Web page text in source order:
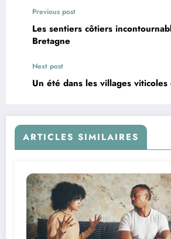
Previous post
Les sentiers côtiers
Bretagne
Next post
Un été dans les villages
ARTICLES SIMILAIRES